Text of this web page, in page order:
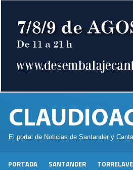
El portal de Noticias de Santander y
PORTADA SANTANDER